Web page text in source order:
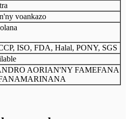
voankazo
ISO, FDA, Halal, PONY, SGS
AORIAN'NY FAMEFANA